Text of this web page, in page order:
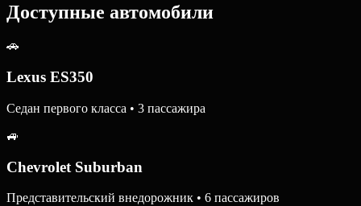
Доступные автомобили
🚗
Lexus ES350
Седан первого класса • 3 пассажира
🚙
Chevrolet Suburban
Представительский внедорожник • 6 пассажиров